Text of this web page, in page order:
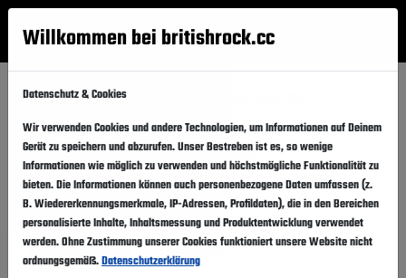
Menü
Startseite Festivals
Firenze Rocks 2018 Folgen
Italien, Florenz, Ippodromo Del Visarno
Donnerstag,14.06.2018-Sonntag, 17.06.2018
Vergangener Event
Willkommen bei britishrock.cc
Datenschutz & Cookies
Wir verwenden Cookies und andere Technologien, um Informationen auf Deinem
Gerät zu speichern und abzurufen. Unser Bestreben ist es, so wenige
Informationen wie möglich zu verwenden und höchstmögliche Funktionalität zu
bieten. Die Informationen können auch personenbezogene Daten umfassen (z.
B. Wiedererkennungsmerkmale, IP-Adressen, Profildaten), die in den Bereichen
personalisierte Inhalte, Inhaltsmessung und Produktentwicklung verwendet
werden. Ohne Zustimmung unserer Cookies funktioniert unsere Website nicht
ordnungsgemäß.Datenschutzerklärung